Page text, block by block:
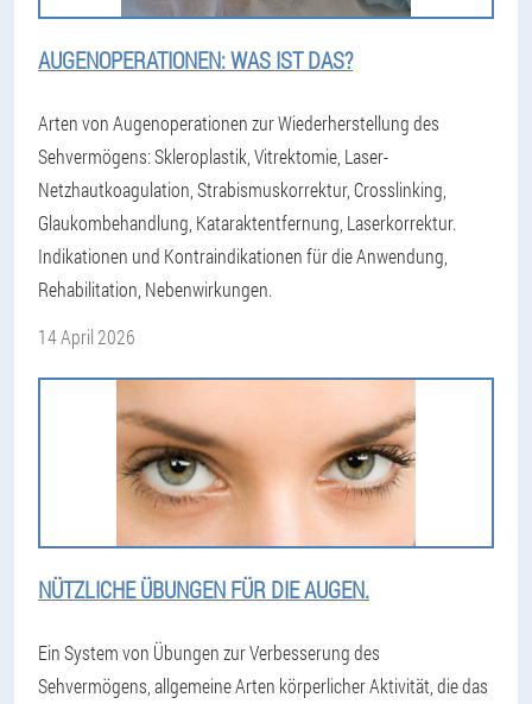
AUGENOPERATIONEN: WAS IST DAS?
Arten von Augenoperationen zur Wiederherstellung des
Sehvermögens: Skleroplastik, Vitrektomie, Laser-
Netzhautkoagulation, Strabismuskorrektur, Crosslinking,
Glaukombehandlung, Kataraktentfernung, Laserkorrektur.
Indikationen und Kontraindikationen für die Anwendung,
Rehabilitation, Nebenwirkungen.
14 April 2026
NÜTZLICHE ÜBUNGEN FÜR DIE AUGEN.
Ein System von Übungen zur Verbesserung des
Sehvermögens, allgemeine Arten körperlicher Aktivität, die das